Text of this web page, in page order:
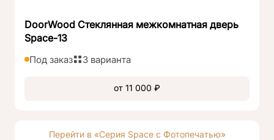
DoorWood Стеклянная межкомнатная дверь
Space-13
Под заказ 3 варианта
от 11 000 ₽
Перейти в «Серия Space с Фотопечатью»